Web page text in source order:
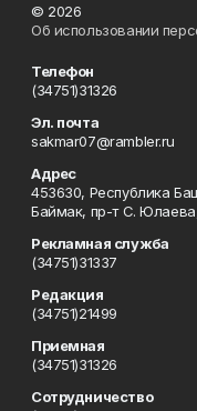
© 2026
Об использовании
Телефон
(34751)31326
Эл. почта
sakmar07@rambler.ru
Адрес
453630, Республика
Баймак, пр-т С.
Рекламная служба
(34751)31337
Редакция
(34751)21499
Приемная
(34751)31326
Сотрудничество